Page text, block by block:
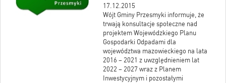
17.12.2015
Wójt Gminy Przesmyki informuje, że
trwają konsultacje społeczne nad
projektem Wojewódzkiego Planu
Gospodarki Odpadami dla
województwa mazowieckiego na lata
2016 – 2021 z uwzględnieniem lat
2022 – 2027 wraz z Planem
Inwestycyjnym i pozostałymi